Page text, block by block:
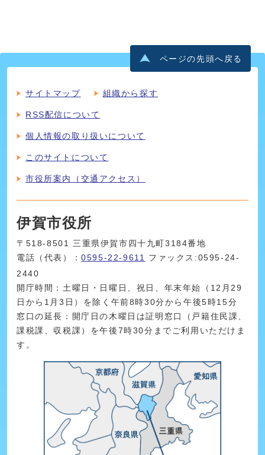
ページの先頭へ戻る
サイトマップ 組織から探す
RSS配信について
個人情報の取り扱いについて
このサイトについて
市役所案内（交通アクセス）
伊賀市役所
〒518-8501 三重県伊賀市四十九町3184番地
電話（代表）：0595-22-9611
ファックス:0595-24-
2440
開庁時間：土曜日・日曜日、祝日、年末年始（12月29
日から1月3日）を除く午前8時30分から午後5時15分
窓口の延長：開庁日の木曜日は証明窓口（戸籍住民課、
課税課、収税課）を午後7時30分までご利用いただけま
す。